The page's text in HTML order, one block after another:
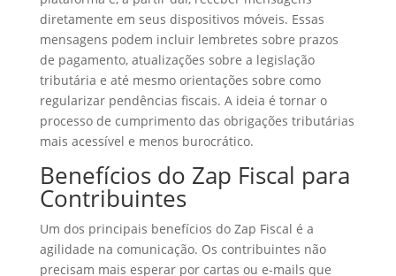
diretamente em seus dispositivos móveis. Essas
mensagens podem incluir lembretes sobre prazos
de pagamento, atualizações sobre a legislação
tributária e até mesmo orientações sobre como
regularizar pendências fiscais. A ideia é tornar o
processo de cumprimento das obrigações tributárias
mais acessível e menos burocrático.
Benefícios do Zap Fiscal para
Contribuintes
Um dos principais benefícios do Zap Fiscal é a
agilidade na comunicação. Os contribuintes não
precisam mais esperar por cartas ou e-mails que